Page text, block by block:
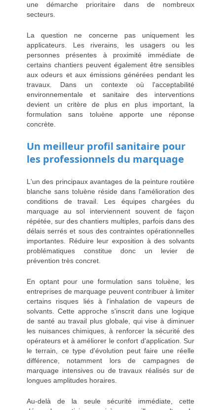
une démarche prioritaire dans de nombreux
secteurs.
La question ne concerne pas uniquement les
applicateurs. Les riverains, les usagers ou les
personnes présentes à proximité immédiate de
certains chantiers peuvent également être sensibles
aux odeurs et aux émissions générées pendant les
travaux. Dans un contexte où l'acceptabilité
environnementale et sanitaire des interventions
devient un critère de plus en plus important, la
formulation sans toluène apporte une réponse
concrète.
Un meilleur profil sanitaire pour
les professionnels du marquage
L'un des principaux avantages de la peinture routière
blanche sans toluène réside dans l'amélioration des
conditions de travail. Les équipes chargées du
marquage au sol interviennent souvent de façon
répétée, sur des chantiers multiples, parfois dans des
délais serrés et sous des contraintes opérationnelles
importantes. Réduire leur exposition à des solvants
problématiques constitue donc un levier de
prévention très concret.
En optant pour une formulation sans toluène, les
entreprises de marquage peuvent contribuer à limiter
certains risques liés à l'inhalation de vapeurs de
solvants. Cette approche s'inscrit dans une logique
de santé au travail plus globale, qui vise à diminuer
les nuisances chimiques, à renforcer la sécurité des
opérateurs et à améliorer le confort d'application. Sur
le terrain, ce type d'évolution peut faire une réelle
différence, notamment lors de campagnes de
marquage intensives ou de travaux réalisés sur de
longues amplitudes horaires.
Au-delà de la seule sécurité immédiate, cette